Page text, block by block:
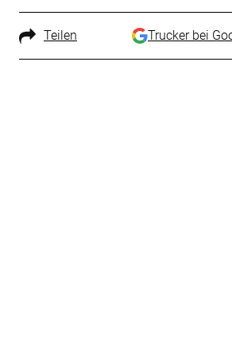
Teilen Trucker bei